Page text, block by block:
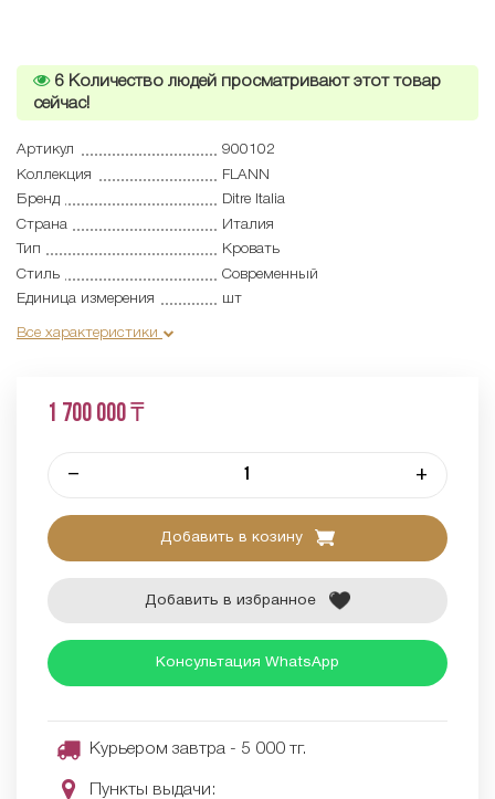
6 Количество людей просматривают этот товар
сейчас!
Артикул
900102
Коллекция
FLANN
Бренд
Ditre Italia
Страна
Италия
Тип
Кровать
Стиль
Современный
Единица измерения
шт
Все характеристики
1 700 000 ₸
– +
Добавить в козину
Добавить в избранное
Консультация WhatsApp
Курьером завтра - 5 000 тг.
Пункты выдачи: